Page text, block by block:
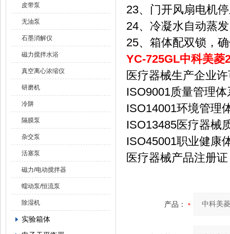
皮带泵
无油泵
石墨消解仪
磁力搅拌水浴
真空离心浓缩仪
研磨机
冷阱
隔膜泵
杂交泵
活塞泵
磁力/电动搅拌器
蠕动泵/恒流泵
除湿机
实验箱体
23、门开风扇电机
24、冷凝水自动蒸
25、箱体配双锁，
YC-725GL中科美菱
医疗器械生产企业
ISO9001质量管理
ISO14001环境管理
ISO13485医疗器械
ISO45001职业健康
医疗器械产品注册
产品：